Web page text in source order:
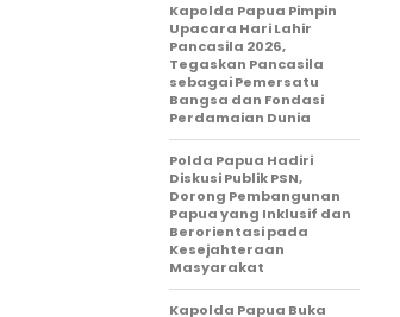
Kapolda Papua Pimpin
Upacara Hari Lahir
Pancasila 2026,
Tegaskan Pancasila
sebagai Pemersatu
Bangsa dan Fondasi
Perdamaian Dunia
Polda Papua Hadiri
Diskusi Publik PSN,
Dorong Pembangunan
Papua yang Inklusif dan
Berorientasi pada
Kesejahteraan
Masyarakat
Kapolda Papua Buka